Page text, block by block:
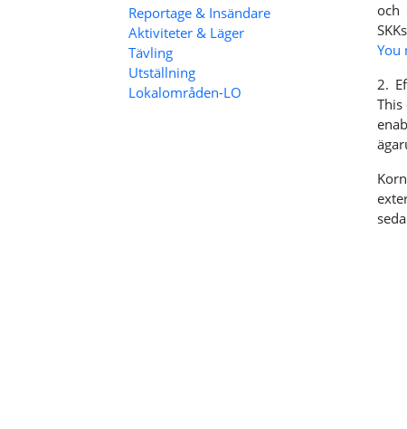
Reportage & Insändare
Aktiviteter & Läger
Tävling
Utställning
Lokalområden-LO
och
You
2.
This